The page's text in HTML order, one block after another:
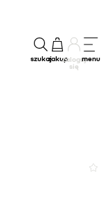
szukajzakupZaloguj
się
menu